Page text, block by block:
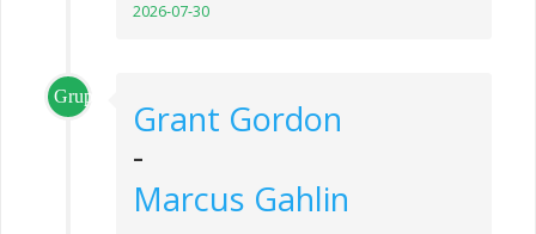
2026-07-30
Grupp_1
Grant Gordon
-
Marcus Gahlin